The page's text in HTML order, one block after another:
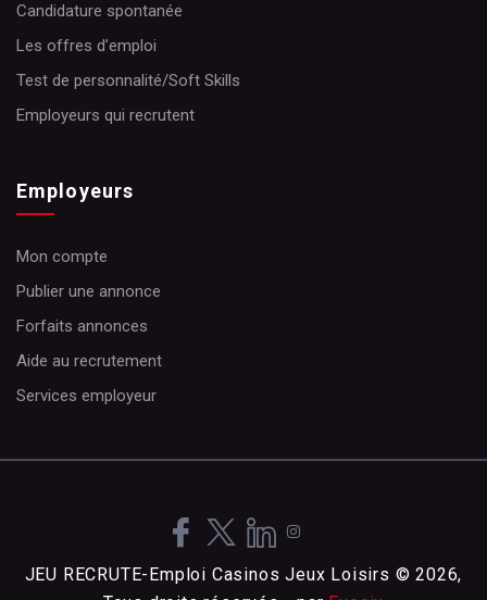
Candidature spontanée
Les offres d’emploi
Test de personnalité/Soft Skills
Employeurs qui recrutent
Employeurs
Mon compte
Publier une annonce
Forfaits annonces
Aide au recrutement
Services employeur
JEU RECRUTE-Emploi Casinos Jeux Loisirs © 2026,